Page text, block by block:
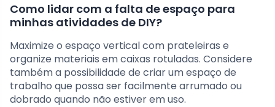
Como lidar com a falta de espaço para
minhas atividades de DIY?
Maximize o espaço vertical com prateleiras e
organize materiais em caixas rotuladas. Considere
também a possibilidade de criar um espaço de
trabalho que possa ser facilmente arrumado ou
dobrado quando não estiver em uso.